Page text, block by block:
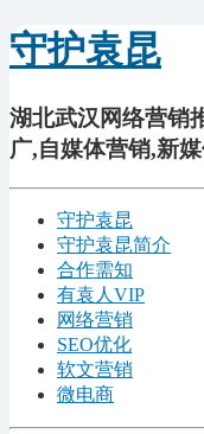
守护袁昆
湖北武汉网络营销
广,自媒体营销,新
守护袁昆
守护袁昆简介
合作需知
有袁人VIP
网络营销
SEO优化
软文营销
微电商